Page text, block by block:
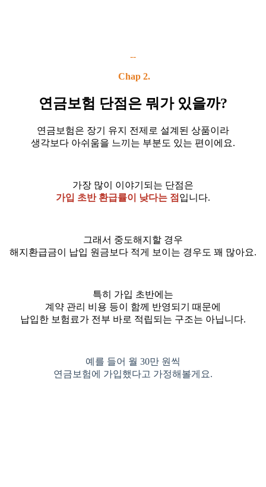
--
Chap 2.
연금보험 단점은 뭐가 있을까?
연금보험은 장기 유지 전제로 설계된 상품이라
생각보다 아쉬움을 느끼는 부분도 있는 편이에요.
가장 많이 이야기되는 단점은
가입 초반 환급률이 낮다는 점 입니다.
그래서 중도해지할 경우
해지환급금이 납입 원금보다 적게 보이는 경우도 꽤 많아요.
특히 가입 초반에는
계약 관리 비용 등이 함께 반영되기 때문에
납입한 보험료가 전부 바로 적립되는 구조는 아닙니다.
예를 들어 월 30만 원씩
연금보험에 가입했다고 가정해볼게요.